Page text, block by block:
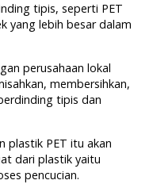
tipis, seperti PET
yang lebih besar dalam
perusahaan lokal
membersihkan,
tipis dan
plastik PET itu akan
dari plastik yaitu
pencucian.